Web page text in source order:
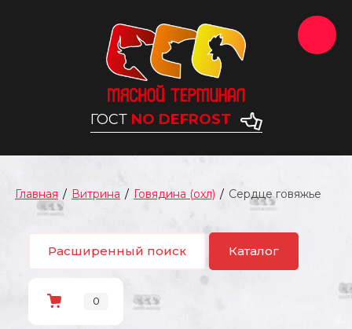
ГОСТ NO DEFROST
Главная / Витрина / Говядина (охл) / Сердце говяжье
Расширенный поиск Каталог
0